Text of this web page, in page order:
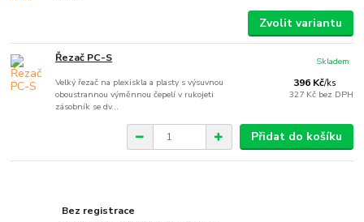
Zvolit variantu
Řezač PC-S
Velký řezač na plexiskla a plasty s výsuvnou
oboustrannou výměnnou čepelí v rukojeti
zásobník se dv...
396 Kč/ks
327 Kč bez DPH
Skladem
Přidat do košíku
Bez registrace